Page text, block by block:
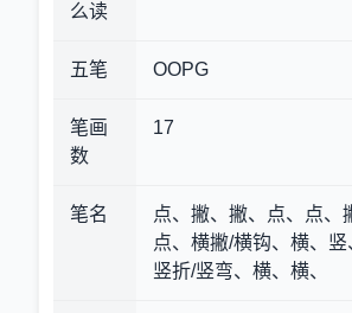
么读
五笔 OOPG
笔画
数
17
笔名
点、撇、撇、点、点、
点、横撇/横钩、横、竖
竖折/竖弯、横、横、